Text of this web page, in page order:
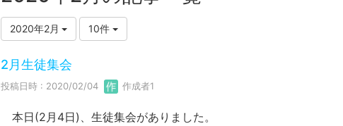
2020年2月 10件
2月生徒集会
投稿日時 : 2020/02/04 作成者1
本日(2月4日)、生徒集会がありました。